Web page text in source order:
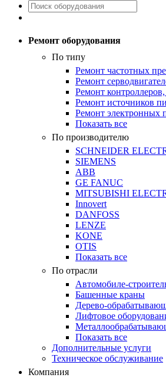
Ремонт оборудования
По типу
Ремонт частотных
Ремонт
Ремонт
Ремонт источников
Ремонт электронных
Показать все
По производителю
SCHNEIDER
SIEMENS
ABB
GE FANUC
MITSUBISHI
Innovert
DANFOSS
LENZE
KONE
OTIS
Показать все
По отрасли
Автомобиле-
Башенные краны
Дерево-
Лифтовое
Показать все
Дополнительные услуги
Техническое обслуживание
Компания